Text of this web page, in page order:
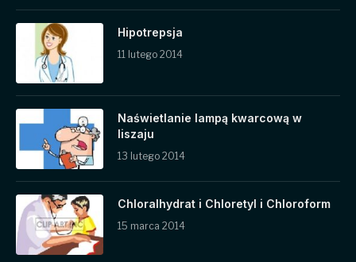
Hipotrepsja
11 lutego 2014
Naświetlanie lampą kwarcową w
liszaju
13 lutego 2014
Chloralhydrat i Chloretyl i Chloroform
15 marca 2014